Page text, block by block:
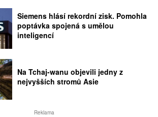
Siemens hlásí rekordní zisk. Pomohla
poptávka spojená s umělou
inteligencí
Na Tchaj-wanu objevili jedny z
nejvyšších stromů Asie
Reklama